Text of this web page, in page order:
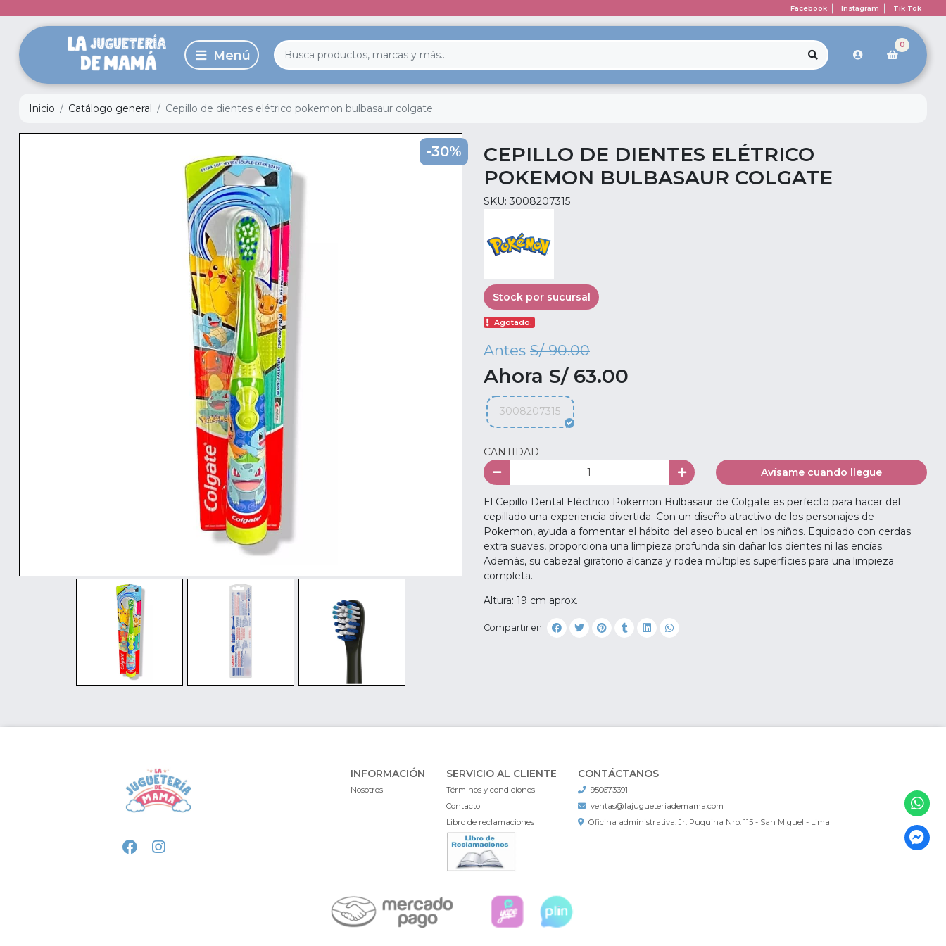
Facebook Instagram Tik Tok
0
Inicio Catálogo general Cepillo de dientes elétrico pokemon bulbasaur colgate
-30%
CEPILLO DE DIENTES ELÉTRICO
POKEMON BULBASAUR COLGATE
SKU: 3008207315
Stock por sucursal
Agotado.
Antes S/ 90.00
Ahora S/ 63.00
3008207315
CANTIDAD
Avísame cuando llegue
El Cepillo Dental Eléctrico Pokemon Bulbasaur de Colgate es perfecto para hacer del
cepillado una experiencia divertida. Con un diseño atractivo de los personajes de
Pokemon, ayuda a fomentar el hábito del aseo bucal en los niños. Equipado con cerdas
extra suaves, proporciona una limpieza profunda sin dañar los dientes ni las encías.
Además, su cabezal giratorio alcanza y rodea múltiples superficies para una limpieza
completa.
Altura: 19 cm aprox.
Compartir en:
INFORMACIÓN
Nosotros
SERVICIO AL CLIENTE
Términos y condiciones
Contacto
Libro de reclamaciones
CONTÁCTANOS
950673391
ventas@lajugueteriademama.com
Oficina administrativa: Jr. Puquina Nro. 115 - San Miguel - Lima